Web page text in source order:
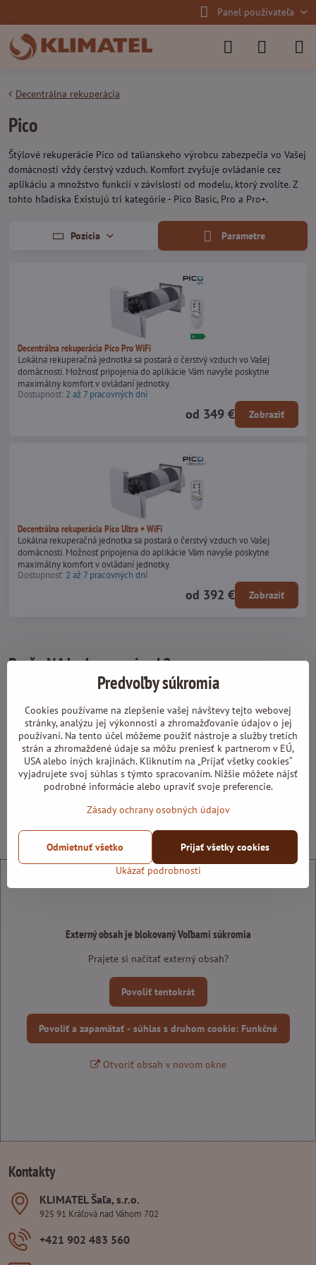
Panel používateľa
Decentrálna rekuperácia
Pico
Štýlové rekuperácie Pico od talianskeho výrobcu zabezpečia vo Vašej
domácnosti vždy čerstvý vzduch. Komfort zvyšuje ovládanie cez
aplikáciu a množstvo funkcií v závislosti od modelu, ktorý zvolíte. Z
tohto hľadiska Existujú tri kategórie - Pico Basic, Pro a Pro+.
Pozícia Parametre
Decentrálna rekuperácia Pico Pro WiFi
Lokálna rekuperačná jednotka sa postará o čerstvý vzduch vo Vašej
domácnosti. Možnosť pripojenia do aplikácie Vám navyše poskytne
maximálny komfort v ovládaní jednotky.
Dostupnosť: 2 až 7 pracovných dní
od 349 € Zobraziť
Decentrálna rekuperácia Pico Ultra + WiFi
Lokálna rekuperačná jednotka sa postará o čerstvý vzduch vo Vašej
domácnosti. Možnosť pripojenia do aplikácie Vám navyše poskytne
maximálny komfort v ovládaní jednotky.
Dostupnosť: 2 až 7 pracovných dní
od 392 € Zobraziť
Prečo NAJvykurovanie.sk?
overení dodávatelia
spoľahlivý prepravca
15 rokov skúseností
Externý obsah je blokovaný Voľbami súkromia
Prajete si načítať externý obsah?
Povoliť tentokrát
Povoliť a zapamätať - súhlas s druhom cookie: Funkčné
Otvoriť obsah v novom okne
Kontakty
KLIMATEL Šaľa, s​.r​.o​.
925 91 Kráľová nad Váhom 702
+421 902 483 560
Predvoľby súkromia
Cookies používame na zlepšenie vašej návštevy tejto webovej
stránky, analýzu jej výkonnosti a zhromažďovanie údajov o jej
používaní. Na tento účel môžeme použiť nástroje a služby tretích
strán a zhromaždené údaje sa môžu preniesť k partnerom v EÚ,
USA alebo iných krajinách. Kliknutím na „Prijať všetky cookies“
vyjadrujete svoj súhlas s týmto spracovaním. Nižšie môžete nájsť
podrobné informácie alebo upraviť svoje preferencie.
Zásady ochrany osobných údajov
Ukázať podrobnosti
Prijať všetky cookies
Odmietnuť všetko